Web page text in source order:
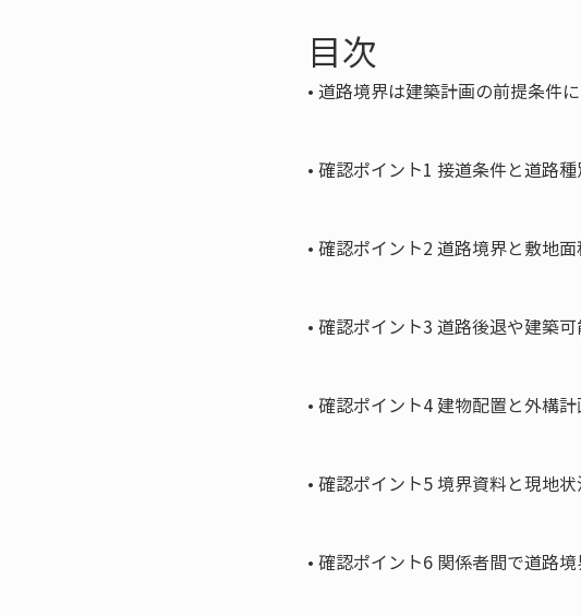
目次
• 道路境界は建築計画の前提条件
• 確認ポイント1 接道条件と道路
• 確認ポイント2 道路境界と敷地
• 確認ポイント3 道路後退や建築
• 確認ポイント4 建物配置と外構
• 確認ポイント5 境界資料と現地
• 確認ポイント6 関係者間で道路